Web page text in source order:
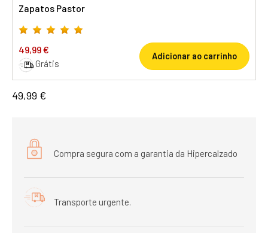
Zapatos Pastor
49,99 €
Grátis
Adicionar ao carrinho
49,99 €
Compra segura com a garantia da Hipercalzado
Transporte urgente.